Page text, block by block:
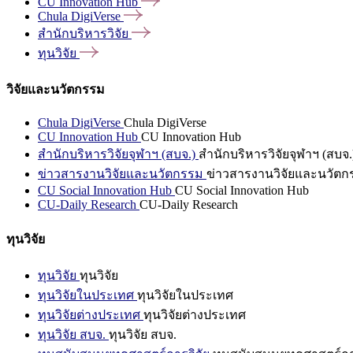
Chula DigiVerse
สำนักบริหารวิจัย
ทุนวิจัย
วิจัยและนวัตกรรม
Chula DigiVerse Chula DigiVerse
CU Innovation Hub CU Innovation Hub
สำนักบริหารวิจัยจุฬาฯ (สบจ.) สำนักบริหารวิจัยจุฬาฯ (สบจ
ข่าวสารงานวิจัยและนวัตกรรม ข่าวสารงานวิจัยและนวัตก
CU Social Innovation Hub CU Social Innovation Hub
CU-Daily Research CU-Daily Research
ทุนวิจัย
ทุนวิจัย ทุนวิจัย
ทุนวิจัยในประเทศ ทุนวิจัยในประเทศ
ทุนวิจัยต่างประเทศ ทุนวิจัยต่างประเทศ
ทุนวิจัย สบจ. ทุนวิจัย สบจ.